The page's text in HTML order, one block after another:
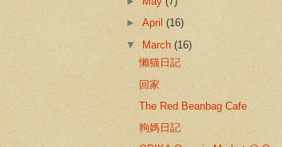
►April(16)
▼ March(16)
懶猫日記
回家
The Red Beanbag Cafe
狗媽日記